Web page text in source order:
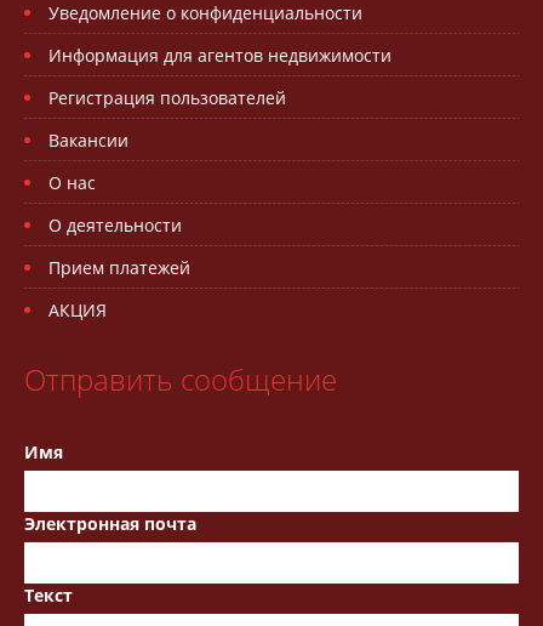
Уведомление о конфиденциальности
Информация для агентов недвижимости
Регистрация пользователей
Вакансии
О нас
О деятельности
Прием платежей
АКЦИЯ
Отправить сообщение
Имя
Электронная почта
Текст